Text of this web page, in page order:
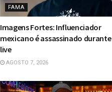
FAMA
Imagens Fortes: Influenciador
mexicano é assassinado durante
live
AGOSTO 7, 2026